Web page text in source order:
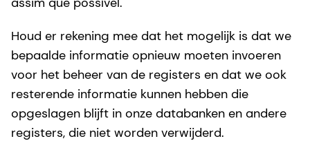
Houd er rekening mee dat het mogelijk is dat we
bepaalde informatie opnieuw moeten invoeren
voor het beheer van de registers en dat we ook
resterende informatie kunnen hebben die
opgeslagen blijft in onze databanken en andere
registers, die niet worden verwijderd.